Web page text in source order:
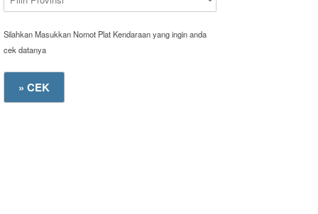
Silahkan Masukkan Nomot Plat Kendaraan yang ingin anda
cek datanya